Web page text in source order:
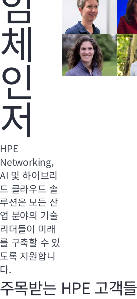
체
인
저
HPE
Networking,
AI 및 하이브리
드 클라우드 솔
루션은 모든 산
업 분야의 기술
리더들이 미래
를 구축할 수 있
도록 지원합니
다.
주목받는 HPE 고객들